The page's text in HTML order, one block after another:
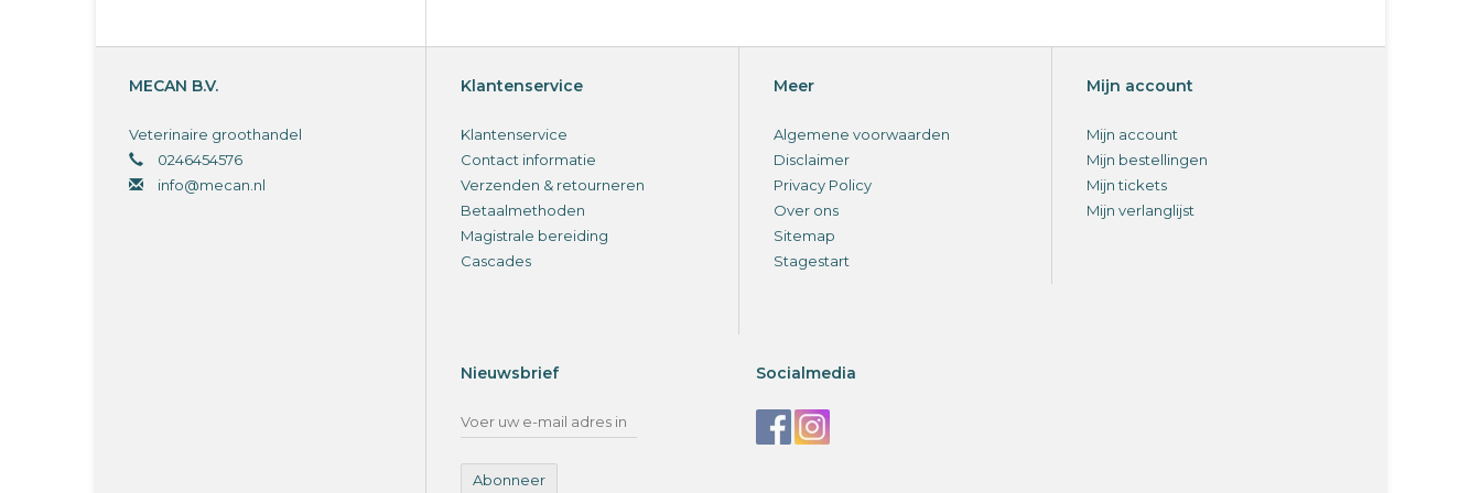
MECAN B.V.
Veterinaire groothandel
0246454576
info@mecan.nl
Klantenservice
Klantenservice
Contact informatie
Verzenden & retourneren
Betaalmethoden
Magistrale bereiding
Cascades
Meer
Algemene voorwaarden
Disclaimer
Privacy Policy
Over ons
Sitemap
Stagestart
Mijn account
Mijn account
Mijn bestellingen
Mijn tickets
Mijn verlanglijst
Nieuwsbrief
Abonneer
Socialmedia